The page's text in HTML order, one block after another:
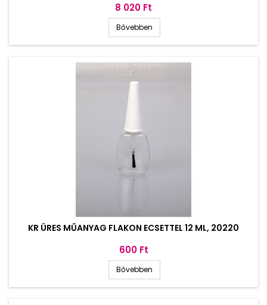
Ár
8 020 Ft
Bővebben
KR ÜRES MŰANYAG FLAKON ECSETTEL 12 ML, 20220
Ár
600 Ft
Bővebben